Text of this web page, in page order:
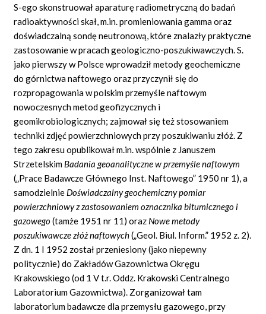
S-ego skonstruował aparaturę radiometryczną do badań
radioaktywności skał, m.in. promieniowania gamma oraz
doświadczalną sondę neutronową, które znalazły praktyczne
zastosowanie w pracach geologiczno-poszukiwawczych. S.
jako pierwszy w Polsce wprowadził metody geochemiczne
do górnictwa naftowego oraz przyczynił się do
rozpropagowania w polskim przemyśle naftowym
nowoczesnych metod geofizycznych i
geomikrobiologicznych; zajmował się też stosowaniem
techniki zdjęć powierzchniowych przy poszukiwaniu złóż. Z
tego zakresu opublikował m.in. wspólnie z Januszem
Strzetelskim Badania geoanalityczne w przemyśle naftowym
(„Prace Badawcze Głównego Inst. Naftowego” 1950 nr 1), a
samodzielnie Doświadczalny geochemiczny pomiar
powierzchniowy z zastosowaniem oznacznika bitumicznego i
gazowego(tamże 1951 nr 11) oraz Nowe metody
poszukiwawcze złóż naftowych(„Geol. Biul. Inform.” 1952 z. 2).
Z dn. 1 I 1952 został przeniesiony (jako niepewny
politycznie) do Zakładów Gazownictwa Okręgu
Krakowskiego (od 1 V t.r. Oddz. Krakowski Centralnego
Laboratorium Gazownictwa). Zorganizował tam
laboratorium badawcze dla przemysłu gazowego, przy